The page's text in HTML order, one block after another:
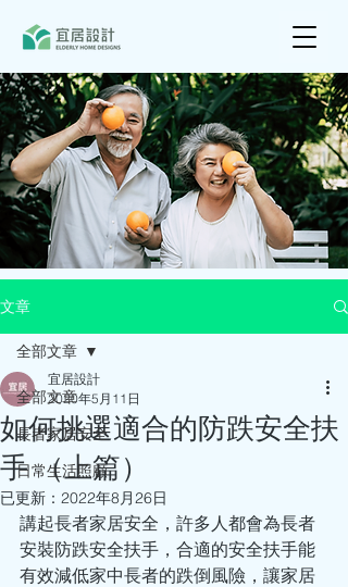
文章
全部文章
長者家居安全
日常生活照顧
全部文章
如何挑選適合的防跌安全扶
手 （上篇）
宜居設計
2020年5月11日
已更新： 2022年8月26日
講起長者家居安全，許多人都會為長者
安裝防跌安全扶手，合適的安全扶手能
有效減低家中長者的跌倒風險，讓家居